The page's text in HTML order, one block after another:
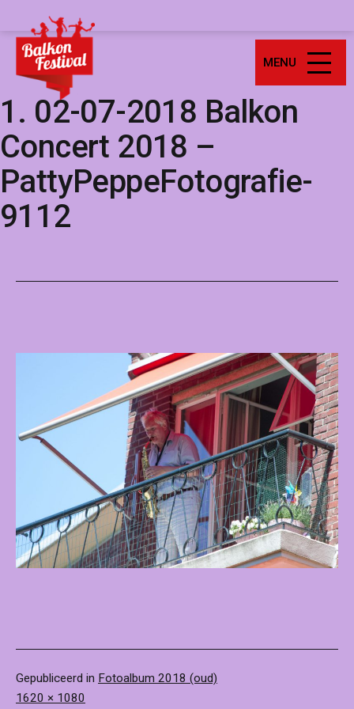
naar
inhoud
Balkonfestival
MENU
1. 02-07-2018 Balkon
Concert 2018 –
PattyPeppeFotografie-
9112
Gepubliceerd in Fotoalbum 2018 (oud)
Volledige
1620 × 1080